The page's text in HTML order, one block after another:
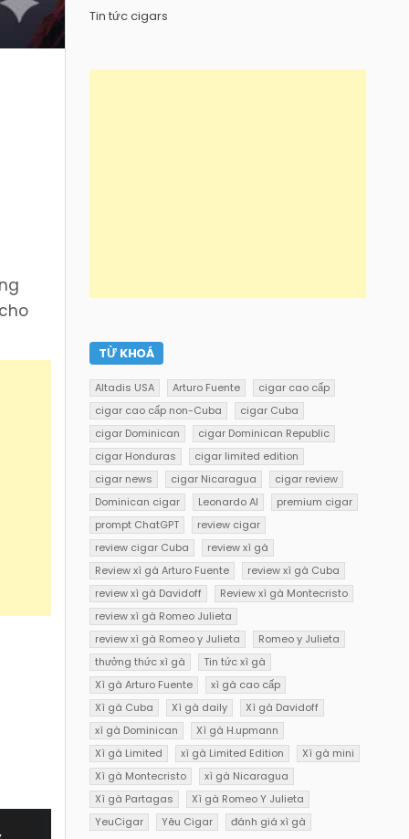
Tin tức cigars
TỪ KHOÁ
Altadis USA Arturo Fuente
cigar cao cấp
cigar cao cấp non-Cuba
cigar Cuba
cigar Dominican
cigar Dominican Republic
cigar Honduras
cigar limited edition
cigar news
cigar Nicaragua
cigar review
Dominican cigar
Leonardo AI
premium cigar
prompt ChatGPT
review cigar
review cigar Cuba
review xì gà
Review xì gà Arturo Fuente
review xì gà Cuba
review xì gà Davidoff
Review xì gà Montecristo
review xì gà Romeo Julieta
review xì gà Romeo y Julieta
Romeo y Julieta
thưởng thức xì gà
Tin tức xì gà
Xì gà Arturo Fuente
xì gà cao cấp
Xì gà Cuba
Xì gà daily
Xì gà Davidoff
xì gà Dominican
Xì gà H.upmann
Xì gà Limited
xì gà Limited Edition
Xì gà mini
Xì gà Montecristo
xì gà Nicaragua
Xì gà Partagas
Xì gà Romeo Y Julieta
YeuCigar
Yêu Cigar đánh giá xì gà